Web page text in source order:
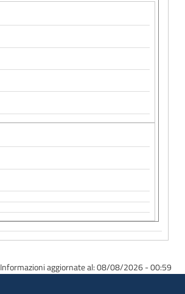
Informazioni aggiornate al: 08/08/2026 - 00:59